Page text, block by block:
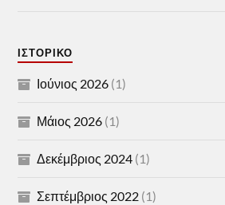
ΙΣΤΟΡΙΚΌ
Ιούνιος 2026 (1)
Μάιος 2026 (1)
Δεκέμβριος 2024 (1)
Σεπτέμβριος 2022 (1)